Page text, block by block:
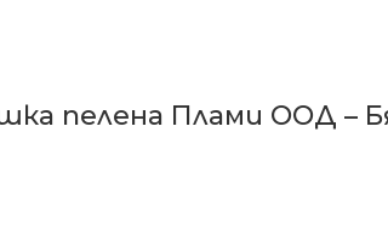
пелена Плами ООД –